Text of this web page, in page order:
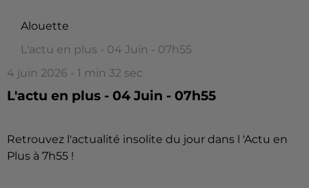
Alouette
L'actu en plus - 04 Juin - 07h55
4 juin 2026 - 1 min 32 sec
L'actu en plus - 04 Juin - 07h55
Retrouvez l'actualité insolite du jour dans l 'Actu en
Plus à 7h55 !